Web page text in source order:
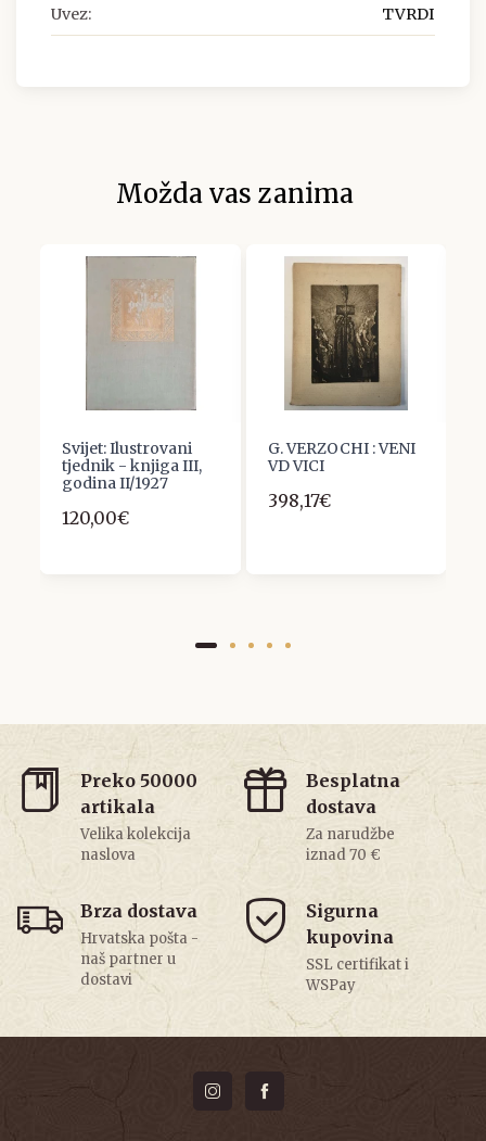
Uvez: TVRDI
Možda vas zanima
Svijet: Ilustrovani
tjednik - knjiga III,
godina II/1927
120,00€
G. VERZOCHI : VENI
VD VICI
398,17€
Preko 50000
artikala
Velika kolekcija
naslova
Besplatna
dostava
Za narudžbe
iznad 70 €
Brza dostava
Hrvatska pošta -
naš partner u
dostavi
Sigurna
kupovina
SSL certifikat i
WSPay